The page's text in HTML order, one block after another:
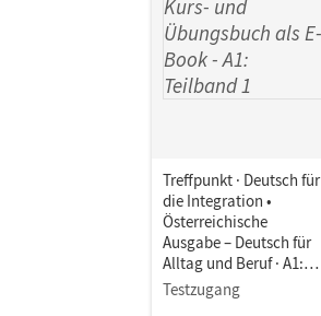
Treffpunkt · Deutsch für
die Integration •
Österreichische
Ausgabe – Deutsch für
Alltag und Beruf · A1:
Teilband 1 • Kurs- und
Übungsbuch als E-Book
Testzugang